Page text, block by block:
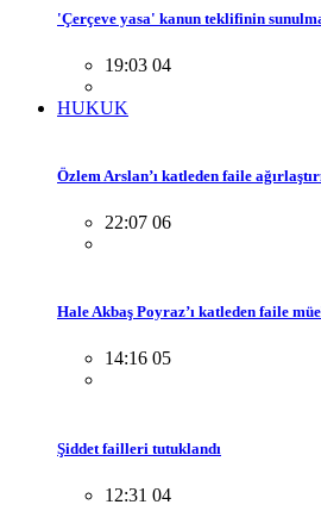
'Çerçeve yasa' kanun teklifinin
19:03 04
HUKUK
Özlem Arslan’ı katleden faile
22:07 06
Hale Akbaş Poyraz’ı katleden faile
14:16 05
Şiddet failleri tutuklandı
12:31 04